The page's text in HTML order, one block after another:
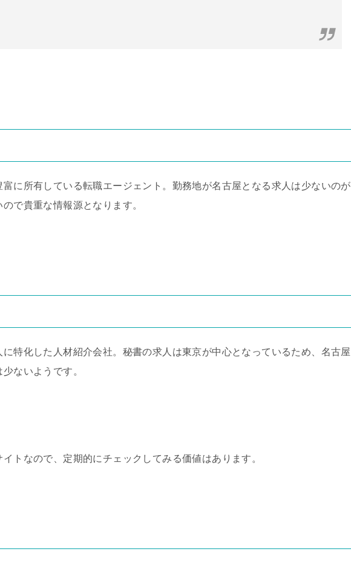
に所有している転職エージェント。勤務地が名古屋となる求人は少ないのが
で貴重な情報源となります。
特化した人材紹介会社。秘書の求人は東京が中心となっているため、名古屋
ないようです。
トなので、定期的にチェックしてみる価値はあります。